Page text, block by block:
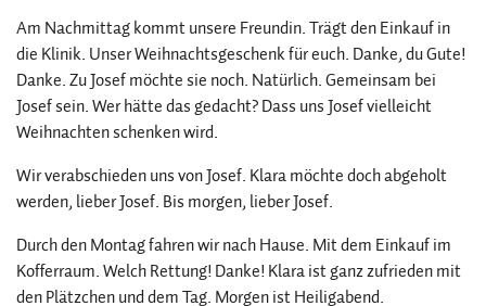
Am Nachmittag kommt unsere Freundin. Trägt den Einkauf in
die Klinik. Unser Weihnachtsgeschenk für euch. Danke, du Gute!
Danke. Zu Josef möchte sie noch. Natürlich. Gemeinsam bei
Josef sein. Wer hätte das gedacht? Dass uns Josef vielleicht
Weihnachten schenken wird.
Wir verabschieden uns von Josef. Klara möchte doch abgeholt
werden, lieber Josef. Bis morgen, lieber Josef.
Durch den Montag fahren wir nach Hause. Mit dem Einkauf im
Kofferraum. Welch Rettung! Danke! Klara ist ganz zufrieden mit
den Plätzchen und dem Tag. Morgen ist Heiligabend.